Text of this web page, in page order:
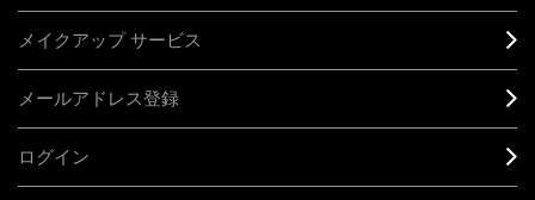
メイクアップ サービス
メールアドレス登録
ログイン